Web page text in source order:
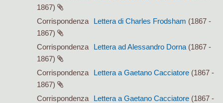
1867)
Corrispondenza
Lettera di Charles Frodsham (1867 -
1867)
Corrispondenza
Lettera ad Alessandro Dorna (1867 -
1867)
Corrispondenza
Lettera a Gaetano Cacciatore (1867 -
1867)
Corrispondenza
Lettera a Gaetano Cacciatore (1867 -